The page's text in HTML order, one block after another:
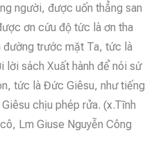
người, được uốn thẳng san
ơn cứu độ tức là ơn tha
đường trước mặt Ta, tức là
lời sách Xuất hành để nói sứ
tức là Đức Giêsu, như tiếng
chịu phép rửa. (x.Tĩnh
Lm Giuse Nguyễn Công